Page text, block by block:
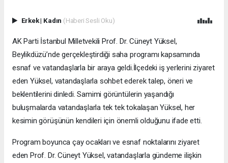
Erkek| Kadın (Haberi Sesli Oku)
AK Parti İstanbul Milletvekili Prof. Dr. Cüneyt Yüksel,
Beylikdüzü’nde gerçekleştirdiği saha programı kapsamında
esnaf ve vatandaşlarla bir araya geldi.İlçedeki iş yerlerini ziyaret
eden Yüksel, vatandaşlarla sohbet ederek talep, öneri ve
beklentilerini dinledi. Samimi görüntülerin yaşandığı
buluşmalarda vatandaşlarla tek tek tokalaşan Yüksel, her
kesimin görüşünün kendileri için önemli olduğunu ifade etti.
Program boyunca çay ocakları ve esnaf noktalarını ziyaret
eden Prof. Dr. Cüneyt Yüksel, vatandaşlarla gündeme ilişkin